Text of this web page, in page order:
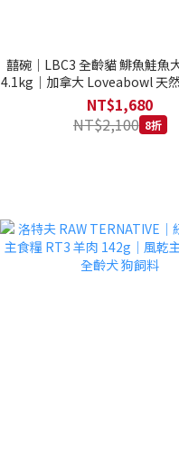
囍碗｜LBC3 全齡貓 鯡魚鮭魚
4.1kg｜加拿大 Loveabowl 天然
公斤 成貓 無穀貓飼料
NT$1,680
NT$2,100 8折